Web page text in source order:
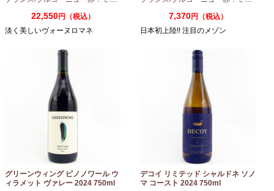
22,550円（税込）
淡く美しいヴォーヌロマネ
7,370円（税込）
日本初上陸!! 注目のメゾン
グリーンウィング ピノノワール ウ
ィラメット ヴァレー 2024 750ml
デコイ リミテッド シャルドネ ソノ
マ コースト 2024 750ml